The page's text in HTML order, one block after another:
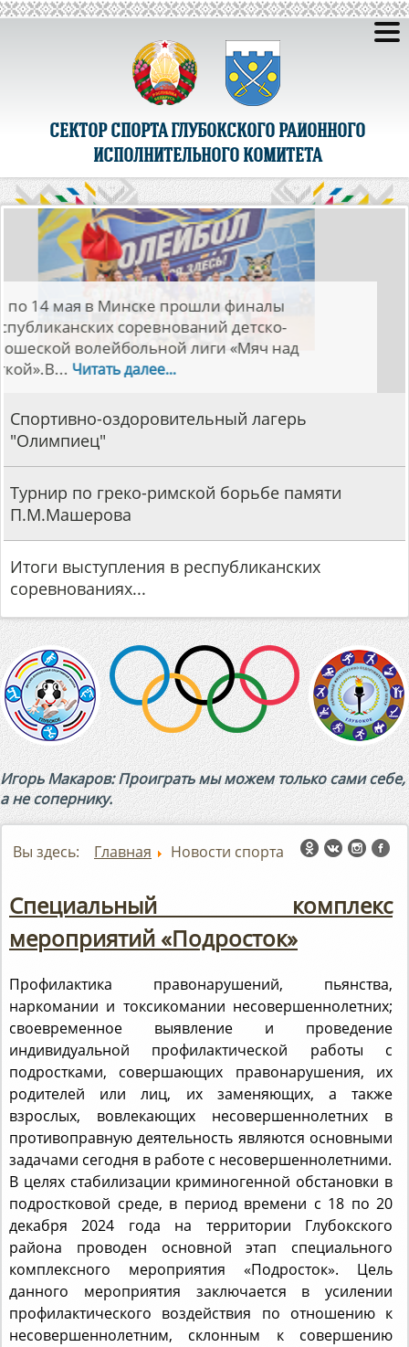
СЕКТОР СПОРТА ГЛУБОКСКОГО РАЙОННОГО
ИСПОЛНИТЕЛЬНОГО КОМИТЕТА
Турнир по греко-римской борьбе памяти
П.М.Машерова
Итоги выступления в республиканских
соревнованиях...
Спортивный батл "Спорт объединяет"
7 апреля в Глубокском районном физкультурно-
оздоровительном центре прошли спортивные
соревнования для людей с...
Игорь Макаров: Проиграть мы можем только сами себе,
а не сопернику.
Вы здесь:Главная Новости спорта
мероприятий «Подросток»
наркомании и токсикомании несовершеннолетних;
своевременное выявление и проведение
индивидуальной профилактической работы с
подростками, совершающих правонарушения, их
родителей или лиц, их заменяющих, а также
взрослых, вовлекающих несовершеннолетних в
противоправную деятельность являются основными
задачами сегодня в работе с несовершеннолетними.
В целях стабилизации криминогенной обстановки в
подростковой среде, в период времени с 18 по 20
декабря 2024 года на территории Глубокского
района проводен основной этап специального
комплексного мероприятия «Подросток». Цель
данного мероприятия заключается в усилении
профилактического воздействия по отношению к
несовершеннолетним, склонным к совершению
противоправных поступков.